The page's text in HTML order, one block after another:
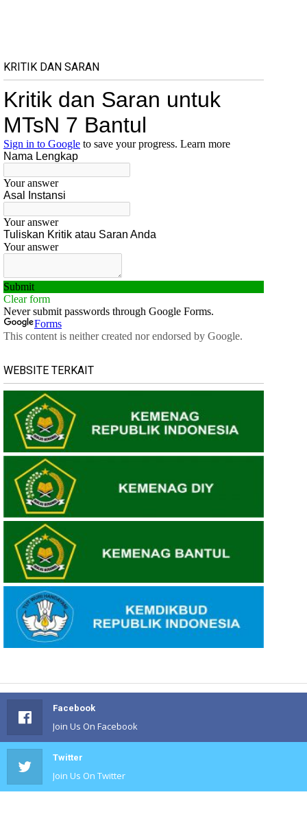
KRITIK DAN SARAN
WEBSITE TERKAIT
Facebook
Join Us On Facebook
Twitter
Join Us On Twitter